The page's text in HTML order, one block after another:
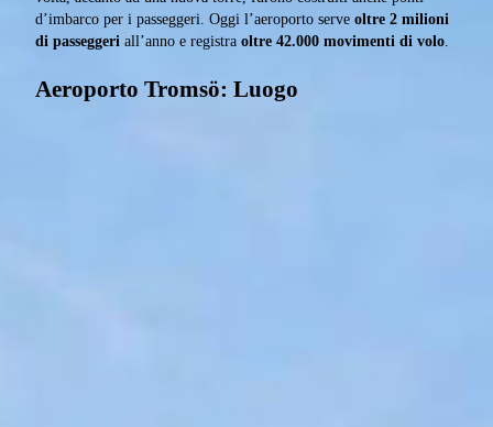
d’imbarco per i passeggeri. Oggi l’aeroporto serve oltre 2 milioni
di passeggeri all’anno e registra oltre 42.000 movimenti di volo.
Aeroporto Tromsö: Luogo